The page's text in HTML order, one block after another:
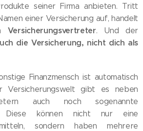
seiner Firma anbieten. Tritt
einer Versicherung auf, handelt
Versicherungsvertreter. Und der
die Versicherung, nicht dich als
Finanzmensch ist automatisch
Versicherungswelt gibt es neben
auch noch sogenannte
Diese können nicht nur eine
sondern haben mehrere